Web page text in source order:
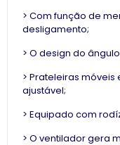
> Com função de
desligamento;
> O design do
> Prateleiras
ajustável;
> Equipado com
> O ventilador gera